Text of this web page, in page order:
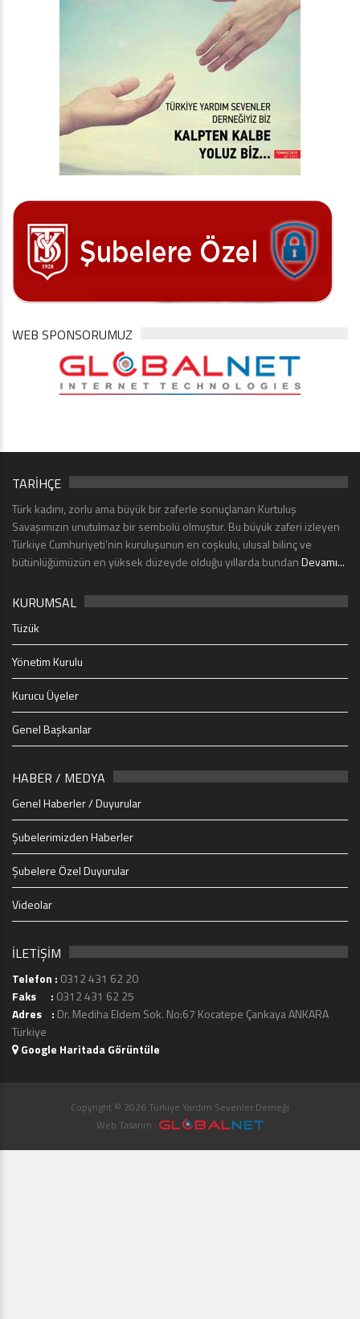
WEB SPONSORUMUZ
TARİHÇE
Türk kadını, zorlu ama büyük bir zaferle sonuçlanan Kurtuluş
Savaşımızın unutulmaz bir sembolü olmuştur. Bu büyük zaferi izleyen
Türkiye Cumhuriyeti’nin kuruluşunun en coşkulu, ulusal bilinç ve
bütünlüğümüzün en yüksek düzeyde olduğu yıllarda bundanDevamı...
KURUMSAL
Tüzük
Yönetim Kurulu
Kurucu Üyeler
Genel Başkanlar
HABER / MEDYA
Genel Haberler / Duyurular
Şubelerimizden Haberler
Şubelere Özel Duyurular
Videolar
İLETİŞİM
Telefon : 0312 431 62 20
Faks : 0312 431 62 25
Adres : Dr. Mediha Eldem Sok. No:67 Kocatepe Çankaya ANKARA
Türkiye
Google Haritada Görüntüle
Copyright © 2026 Türkiye Yardım Sevenler Derneği
Web Tasarım :